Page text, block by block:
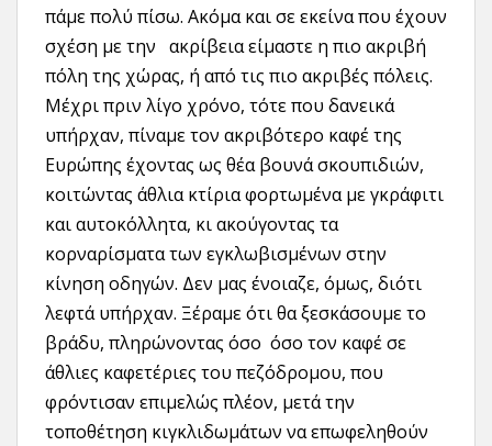
πάμε πολύ πίσω. Ακόμα και σε εκείνα που έχουν
σχέση με την ακρίβεια είμαστε η πιο ακριβή
πόλη της χώρας, ή από τις πιο ακριβές πόλεις.
Μέχρι πριν λίγο χρόνο, τότε που δανεικά
υπήρχαν, πίναμε τον ακριβότερο καφέ της
Ευρώπης έχοντας ως θέα βουνά σκουπιδιών,
κοιτώντας άθλια κτίρια φορτωμένα με γκράφιτι
και αυτοκόλλητα, κι ακούγοντας τα
κορναρίσματα των εγκλωβισμένων στην
κίνηση οδηγών. Δεν μας ένοιαζε, όμως, διότι
λεφτά υπήρχαν. Ξέραμε ότι θα ξεσκάσουμε το
βράδυ, πληρώνοντας όσο όσο τον καφέ σε
άθλιες καφετέριες του πεζόδρομου, που
φρόντισαν επιμελώς πλέον, μετά την
τοποθέτηση κιγκλιδωμάτων να επωφεληθούν